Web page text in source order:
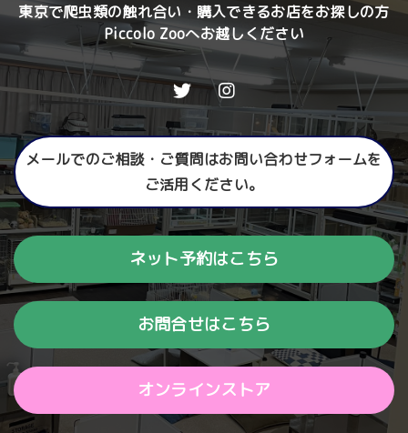
東京で爬虫類の触れ合い・購入できるお店をお探しの方
Piccolo Zooへお越しください
メールでのご相談・ご質問はお問い合わせフォームを
ご活用ください。
ネット予約はこちら
お問合せはこちら
オンラインストア